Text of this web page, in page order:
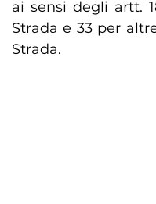
ai sensi degli artt.
Strada e 33 per
Strada.